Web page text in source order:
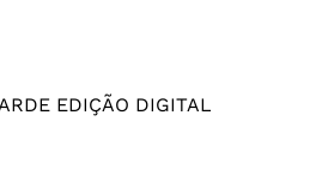
EDIÇÃO DIGITAL